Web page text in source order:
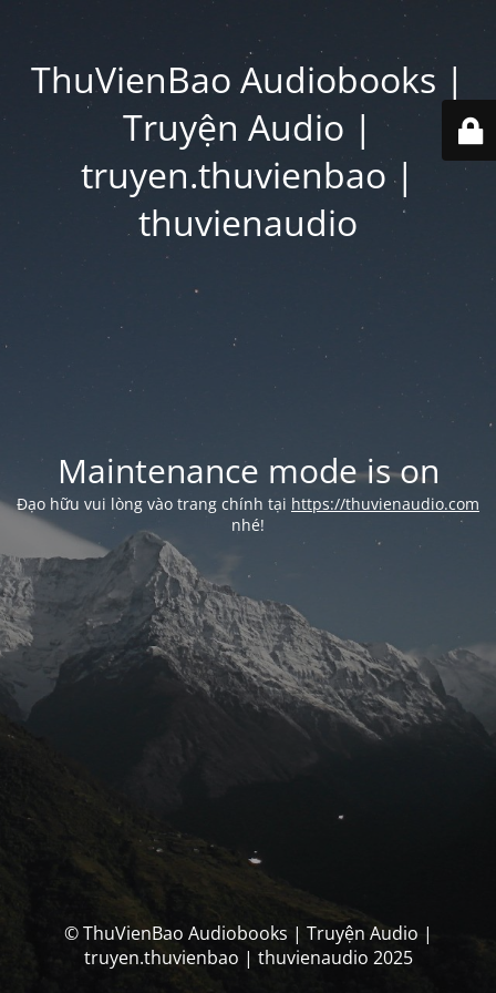
ThuVienBao Audiobooks |
Truyện Audio |
truyen.thuvienbao |
thuvienaudio
Maintenance mode is on
Đạo hữu vui lòng vào trang chính tại https://thuvienaudio.com
nhé!
© ThuVienBao Audiobooks | Truyện Audio |
truyen.thuvienbao | thuvienaudio 2025